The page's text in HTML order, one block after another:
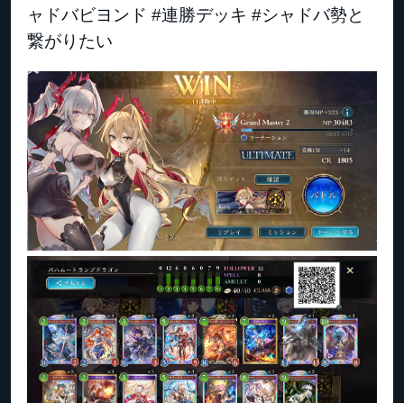
ャドバビヨンド #連勝デッキ #シャドバ勢と
繋がりたい